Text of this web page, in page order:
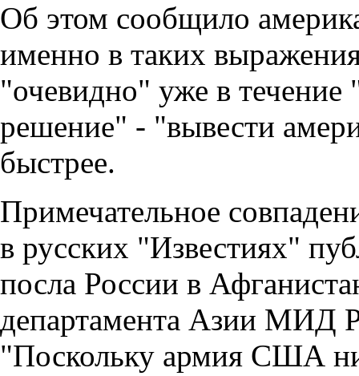
Об этом сообщило
именно в таких
"очевидно" уже в течение
решение" - "вывести
быстрее.
Примечательное
в русских "Известиях"
посла России в
департамента Азии МИД
"Поскольку армия США